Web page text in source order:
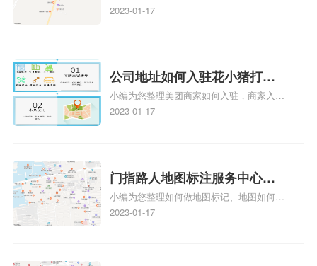
注多久审核？
多久、我在地图上标注审核认领需要多久
情可查看下方正文！
2023-01-17
公司地址如何入驻花小猪打车
地图标记？指路人地图标注服
务中心铺如何入驻花小猪打车
小编为您整理美团商家如何入驻，商家入驻
教程、商家如何入驻地图、如何入驻地:、
2023-01-17
门指路人地图标注服务中心如
何做花小猪打车地图位置标
记？门指路人地图标注服务中
小编为您整理如何做地图标记、地图如何做
标记、so搜街景中如何做标记、360e启花贷
2023-01-17